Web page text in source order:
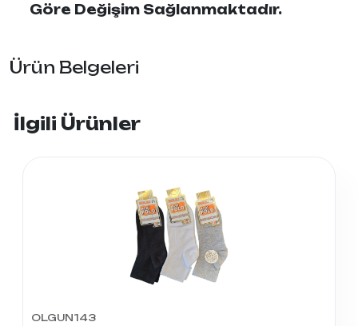
Göre Değişim Sağlanmaktadır.
Ürün Belgeleri
İlgili Ürünler
OLGUN143